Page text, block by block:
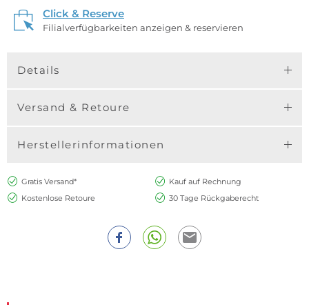
Click & Reserve
Filialverfügbarkeiten anzeigen & reservieren
Details
Versand & Retoure
Herstellerinformationen
Gratis Versand*
Kauf auf Rechnung
Kostenlose Retoure
30 Tage Rückgaberecht